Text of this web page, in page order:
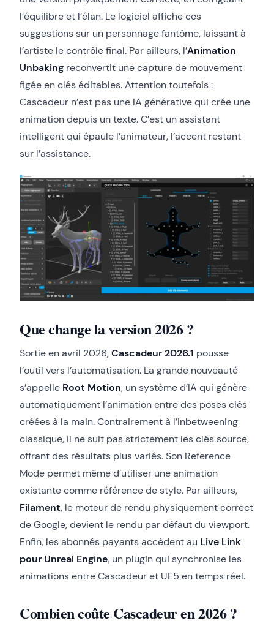
l’équilibre et l’élan. Le logiciel affiche ces
suggestions sur un personnage fantôme, laissant à
l’artiste le contrôle final. Par ailleurs, l’Animation
Unbaking reconvertit une capture de mouvement
figée en clés éditables. Attention toutefois :
Cascadeur n’est pas une IA générative qui crée une
animation depuis un texte. C’est un assistant
intelligent qui épaule l’animateur, l’accent restant
sur l’assistance.
Que change la version 2026 ?
Sortie en avril 2026,Cascadeur 2026.1 pousse
l’outil vers l’automatisation. La grande nouveauté
s’appelle Root Motion, un système d’IA qui génère
automatiquement l’animation entre des poses clés
créées à la main. Contrairement à l’inbetweening
classique, il ne suit pas strictement les clés source,
offrant des résultats plus variés. Son Reference
Mode permet même d’utiliser une animation
existante comme référence de style. Par ailleurs,
Filament, le moteur de rendu physiquement correct
de Google, devient le rendu par défaut du viewport.
Enfin, les abonnés payants accèdent au Live Link
pour Unreal Engine, un plugin qui synchronise les
animations entre Cascadeur et UE5 en temps réel.
Combien coûte Cascadeur en 2026 ?